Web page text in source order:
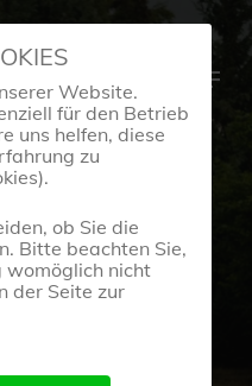
Menu
Website.
für den Betrieb
uns helfen, diese
zu
ob Sie die
Bitte beachten Sie,
womöglich nicht
der Seite zur